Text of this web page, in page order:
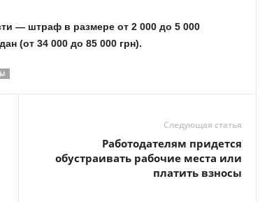
— штраф в размере от 2 000 до 5 000
(от 34 000 до 85 000 грн).
Следующая статья
Работодателям придется
обустраивать рабочие места или
платить взносы